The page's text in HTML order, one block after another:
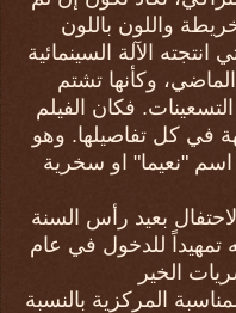
الآلة السينمائية
وكأنها تشتم
فكان الفيلم
في كل تفاصيلها. وهو
"نعيما" او سخرية
بعيد رأس السنة
تمهيداً للدخول في عام
المركزية بالنسبة